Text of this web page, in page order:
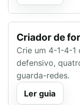
Criador de
Crie um 4-1-4-1
defensivo,
guarda-redes.
Ler guia